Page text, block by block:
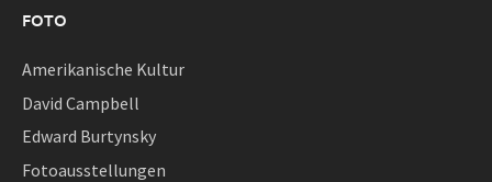
FOTO
Amerikanische Kultur
David Campbell
Edward Burtynsky
Fotoausstellungen